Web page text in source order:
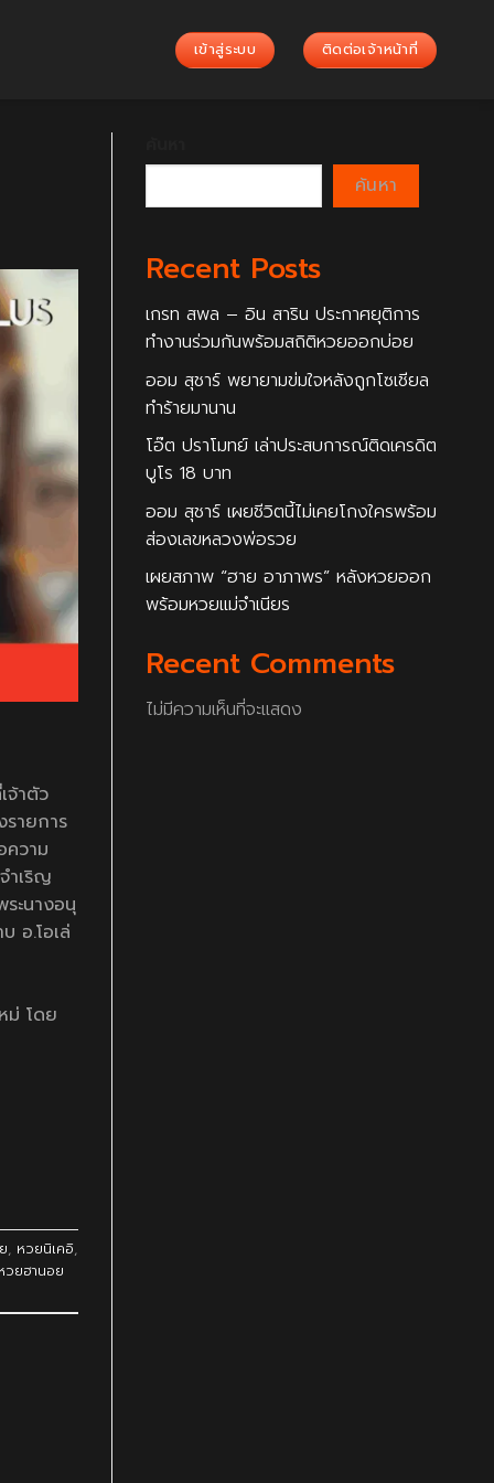
เข้าสู่ระบบ ติดต่อเจ้าหน้าที่
จ้าตัว
ายการ
ความ
ำเริญ
ะนางอนุ
อ.โอเล่
ม่ โดย
, หวยนิเคอิ,
วยฮานอย
ค้นหา
Recent Posts
เกรท สพล – อิน สาริน ประกาศยุติการ
ทำงานร่วมกันพร้อมสถิติหวยออกบ่อย
ออม สุชาร์ พยายามข่มใจหลังถูกโซเชียล
ทำร้ายมานาน
โอ๊ต ปราโมทย์ เล่าประสบการณ์ติดเครดิต
บูโร 18 บาท
ออม สุชาร์ เผยชีวิตนี้ไม่เคยโกงใครพร้อม
ส่องเลขหลวงพ่อรวย
เผยสภาพ “ฮาย อาภาพร” หลังหวยออก
พร้อมหวยแม่จำเนียร
Recent Comments
ไม่มีความเห็นที่จะแสดง